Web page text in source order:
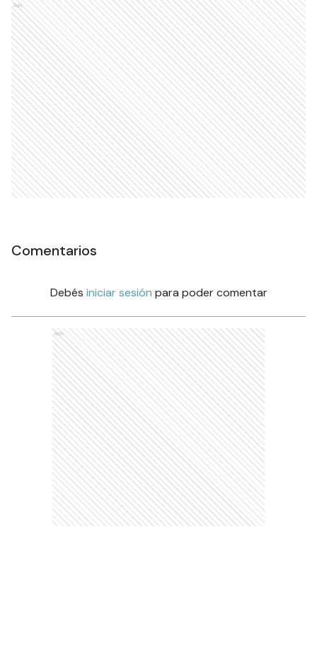
Ads
Comentarios
Debés iniciar sesión para poder comentar
Ads